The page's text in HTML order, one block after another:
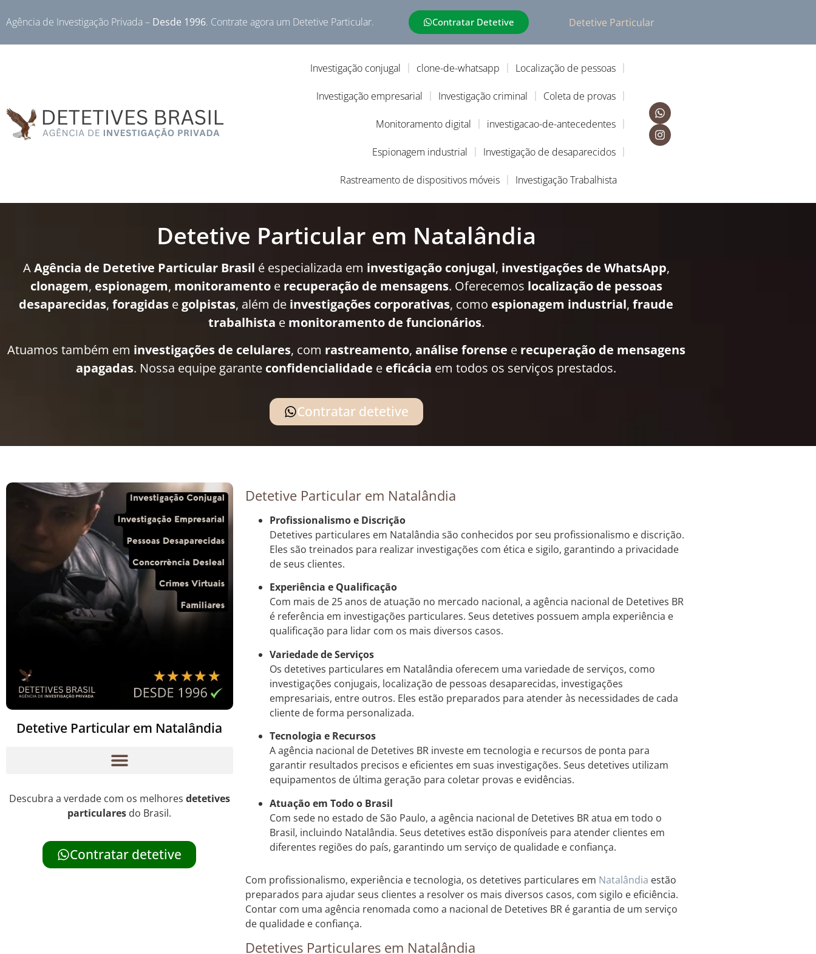
Agência de Investigação Privada – Desde 1996. Contrate agora um Detetive Particular. Contratar Detetive Detetive Particular
Investigação conjugal clone-de-whatsapp Localização de pessoas
Investigação empresarial Investigação criminal Coleta de provas
Monitoramento digital investigacao-de-antecedentes
Espionagem industrial Investigação de desaparecidos
Rastreamento de dispositivos móveis Investigação Trabalhista
Detetive Particular em Natalândia
AAgência de Detetive Particular Brasil é especializada em investigação conjugal, investigações de WhatsApp,
clonagem, espionagem, monitoramentoe recuperação de mensagens. Oferecemos localização de pessoas
desaparecidas, foragidas e golpistas, além de investigações corporativas, como espionagem industrial, fraude
trabalhista e monitoramento de funcionários.
Atuamos também em investigações de celulares, com rastreamento, análise forense e recuperação de mensagens
apagadas. Nossa equipe garante confidencialidade e eficácia em todos os serviços prestados.
Contratar detetive
Detetive Particular em Natalândia
Descubra a verdade com os melhores detetives
particulares do Brasil.
Contratar detetive
Detetive Particular em Natalândia
Profissionalismo e Discrição
Detetives particulares em Natalândia são conhecidos por seu profissionalismo e discrição.
Eles são treinados para realizar investigações com ética e sigilo, garantindo a privacidade
de seus clientes.
Experiência e Qualificação
Com mais de 25 anos de atuação no mercado nacional, a agência nacional de Detetives BR
é referência em investigações particulares. Seus detetives possuem ampla experiência e
qualificação para lidar com os mais diversos casos.
Variedade de Serviços
Os detetives particulares em Natalândia oferecem uma variedade de serviços, como
investigações conjugais, localização de pessoas desaparecidas, investigações
empresariais, entre outros. Eles estão preparados para atender às necessidades de cada
cliente de forma personalizada.
Tecnologia e Recursos
A agência nacional de Detetives BR investe em tecnologia e recursos de ponta para
garantir resultados precisos e eficientes em suas investigações. Seus detetives utilizam
equipamentos de última geração para coletar provas e evidências.
Atuação em Todo o Brasil
Com sede no estado de São Paulo, a agência nacional de Detetives BR atua em todo o
Brasil, incluindo Natalândia. Seus detetives estão disponíveis para atender clientes em
diferentes regiões do país, garantindo um serviço de qualidade e confiança.
Com profissionalismo, experiência e tecnologia, os detetives particulares em Natalândia estão
preparados para ajudar seus clientes a resolver os mais diversos casos, com sigilo e eficiência.
Contar com uma agência renomada como a nacional de Detetives BR é garantia de um serviço
de qualidade e confiança.
Detetives Particulares em Natalândia